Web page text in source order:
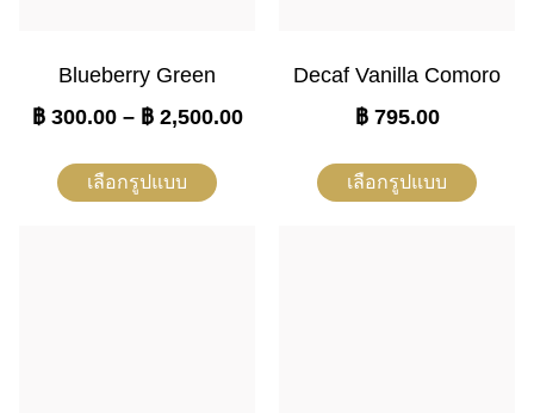
Blueberry Green
฿300.00 – ฿2,500.00
เลือกรูปแบบ
Decaf Vanilla Comoro
฿795.00
เลือกรูปแบบ